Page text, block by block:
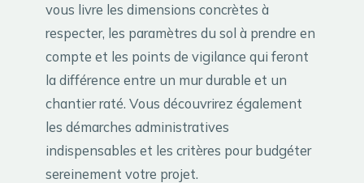
vous livre les dimensions concrètes à
respecter, les paramètres du sol à prendre en
compte et les points de vigilance qui feront
la différence entre un mur durable et un
chantier raté. Vous découvrirez également
les démarches administratives
indispensables et les critères pour budgéter
sereinement votre projet.